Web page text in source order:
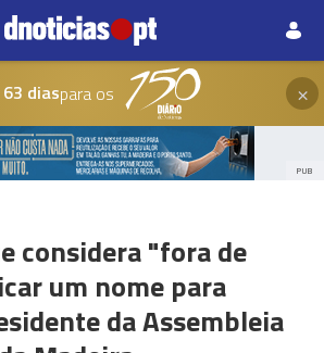
63 diaspara os ×
PUB
considera "fora de
um nome para
da Assembleia